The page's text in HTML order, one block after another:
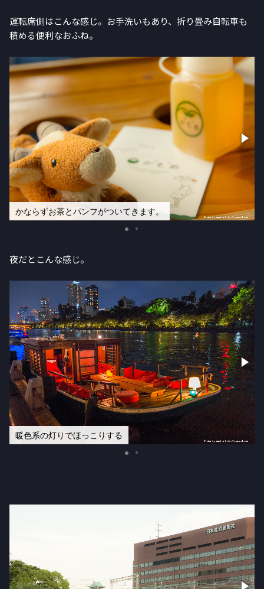
運転席側はこんな感じ。お手洗いもあり、折り畳み自転車も
積める便利なおふね。
かならずお茶とパンフがついてきます。
夜だとこんな感じ。
暖色系の灯りでほっこりする